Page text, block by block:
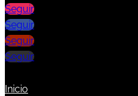
Seguir
Seguir
Seguir
Seguir
Inicio